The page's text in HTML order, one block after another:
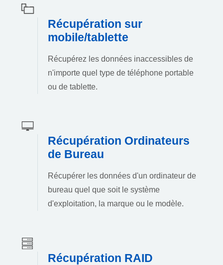
Récupération sur
mobile/tablette
Récupérez les données inaccessibles de
n'importe quel type de téléphone portable
ou de tablette.
Récupération Ordinateurs
de Bureau
Récupérer les données d'un ordinateur de
bureau quel que soit le système
d'exploitation, la marque ou le modèle.
Récupération RAID